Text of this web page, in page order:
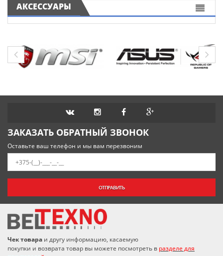
АКСЕССУАРЫ
ЗАКАЗАТЬ ОБРАТНЫЙ ЗВОНОК
Оставьте ваш телефон и мы вам перезвоним
ОТПРАВИТЬ
Чек товара и другу информацию, касаемую
покупки и возврата товар вы можете посмотреть в разделе для